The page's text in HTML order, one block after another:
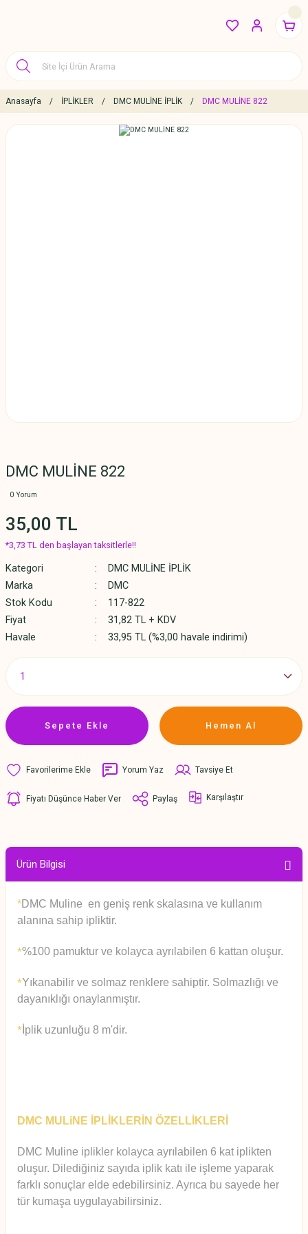
Anasayfa İPLİKLER DMC MULİNE İPLİK DMC MULİNE 822
DMC MULİNE 822
0 Yorum
35,00 TL
*3,73 TL den başlayan taksitlerle!!
Kategori
DMC MULİNE İPLİK
Marka
DMC
Stok Kodu
117-822
Fiyat
31,82 TL + KDV
Havale
33,95 TL (%3,00 havale indirimi)
Sepete Ekle Hemen Al
Yorum Yaz Tavsiye Et
Fiyatı Düşünce Haber Ver Paylaş Karşılaştır
Ürün Bilgisi
*DMC Muline en geniş renk skalasına ve kullanım
alanına sahip ipliktir.
*%100 pamuktur ve kolayca ayrılabilen 6 kattan oluşur.
*Yıkanabilir ve solmaz renklere sahiptir. Solmazlığı ve
dayanıklığı onaylanmıştır.
* İplik uzunluğu 8 m'dir.
DMC MULiNE İPLİKLERİN ÖZELLİKLERİ
DMC Muline iplikler kolayca ayrılabilen 6 kat iplikten
oluşur. Dilediğiniz sayıda iplik katı ile işleme yaparak
farklı sonuçlar elde edebilirsiniz. Ayrıca bu sayede her
tür kumaşa uygulayabilirsiniz.